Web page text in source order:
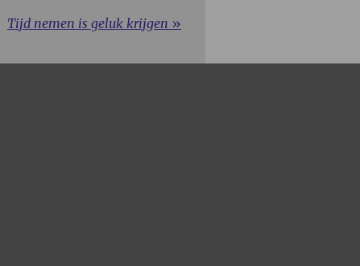
Tijd nemen is geluk krijgen »